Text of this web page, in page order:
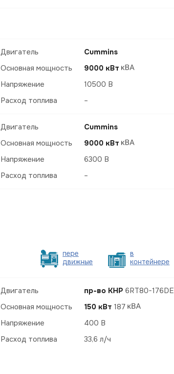
Двигатель
Cummins
Основная мощность
9000 кВт
Напряжение
10500 В
Расход топлива
–
Двигатель
Cummins
Основная мощность
9000 кВт
Напряжение
6300 В
Расход топлива
–
пере
движные
в
контейнере
Двигатель пр-во КНР 6RT80-176DE
Основная мощность
150 кВт 187
Напряжение
400 В
Расход топлива
33,6 л/ч